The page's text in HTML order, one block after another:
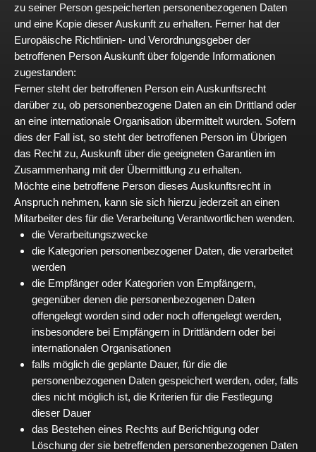
zu seiner Person gespeicherten personenbezogenen Daten
und eine Kopie dieser Auskunft zu erhalten. Ferner hat der
Europäische Richtlinien- und Verordnungsgeber der
betroffenen Person Auskunft über folgende Informationen
zugestanden:
Ferner steht der betroffenen Person ein Auskunftsrecht
darüber zu, ob personenbezogene Daten an ein Drittland oder
an eine internationale Organisation übermittelt wurden. Sofern
dies der Fall ist, so steht der betroffenen Person im Übrigen
das Recht zu, Auskunft über die geeigneten Garantien im
Zusammenhang mit der Übermittlung zu erhalten.
Möchte eine betroffene Person dieses Auskunftsrecht in
Anspruch nehmen, kann sie sich hierzu jederzeit an einen
Mitarbeiter des für die Verarbeitung Verantwortlichen wenden.
die Verarbeitungszwecke
die Kategorien personenbezogener Daten, die verarbeitet
werden
die Empfänger oder Kategorien von Empfängern,
gegenüber denen die personenbezogenen Daten
offengelegt worden sind oder noch offengelegt werden,
insbesondere bei Empfängern in Drittländern oder bei
internationalen Organisationen
falls möglich die geplante Dauer, für die die
personenbezogenen Daten gespeichert werden, oder, falls
dies nicht möglich ist, die Kriterien für die Festlegung
dieser Dauer
das Bestehen eines Rechts auf Berichtigung oder
Löschung der sie betreffenden personenbezogenen Daten